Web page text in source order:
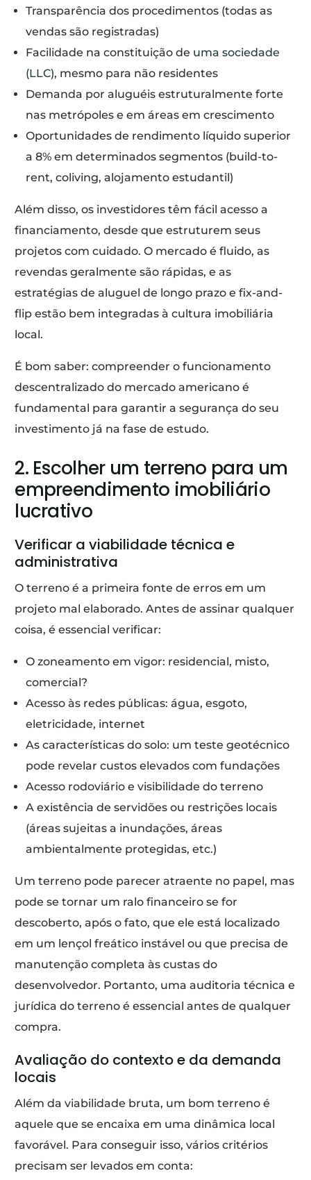
Transparência dos procedimentos (todas as
vendas são registradas)
Facilidade na constituição de uma sociedade
(LLC), mesmo para não residentes
Demanda por aluguéis estruturalmente forte
nas metrópoles e em áreas em crescimento
Oportunidades de rendimento líquido superior
a 8% em determinados segmentos (build-to-
rent, coliving, alojamento estudantil)
Além disso, os investidores têm fácil acesso a
financiamento, desde que estruturem seus
projetos com cuidado. O mercado é fluido, as
revendas geralmente são rápidas, e as
estratégias de aluguel de longo prazo e fix-and-
flip estão bem integradas à cultura imobiliária
local.
É bom saber: compreender o funcionamento
descentralizado do mercado americano é
fundamental para garantir a segurança do seu
investimento já na fase de estudo.
2. Escolher um terreno para um
empreendimento imobiliário
lucrativo
Verificar a viabilidade técnica e
administrativa
O terreno é a primeira fonte de erros em um
projeto mal elaborado. Antes de assinar qualquer
coisa, é essencial verificar:
O zoneamento em vigor: residencial, misto,
comercial?
Acesso às redes públicas: água, esgoto,
eletricidade, internet
As características do solo: um teste geotécnico
pode revelar custos elevados com fundações
Acesso rodoviário e visibilidade do terreno
A existência de servidões ou restrições locais
(áreas sujeitas a inundações, áreas
ambientalmente protegidas, etc.)
Um terreno pode parecer atraente no papel, mas
pode se tornar um ralo financeiro se for
descoberto, após o fato, que ele está localizado
em um lençol freático instável ou que precisa de
manutenção completa às custas do
desenvolvedor. Portanto, uma auditoria técnica e
jurídica do terreno é essencial antes de qualquer
compra.
Avaliação do contexto e da demanda
locais
Além da viabilidade bruta, um bom terreno é
aquele que se encaixa em uma dinâmica local
favorável. Para conseguir isso, vários critérios
precisam ser levados em conta: